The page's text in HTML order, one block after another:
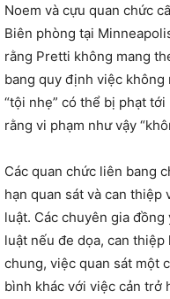
Noem và cựu quan chức
Biên phòng tại
rằng Pretti không mang
bang quy định việc
“tội nhẹ” có thể bị phạt
rằng vi phạm như vậy
Các quan chức liên bang
hạn quan sát và can
luật. Các chuyên gia
luật nếu đe dọa, can thiệp
chung, việc quan sát một
bình khác với việc cản trở